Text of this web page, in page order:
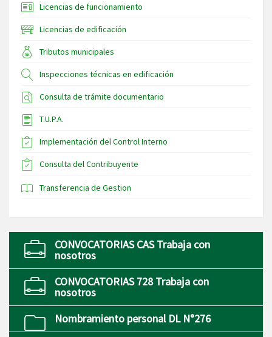
Licencias de funcionamiento
Licencias de edificación
Tributos municipales
Inspecciones técnicas en edificación
Consulta de trámite documentario
T.U.P.A.
Implementación del Control Interno
Consulta del Contribuyente
Transferencia de Gestion
CONVOCATORIAS CAS Trabaja con
nosotros
CONVOCATORIAS 728 Trabaja con
nosotros
Nombramiento personal DL N°276